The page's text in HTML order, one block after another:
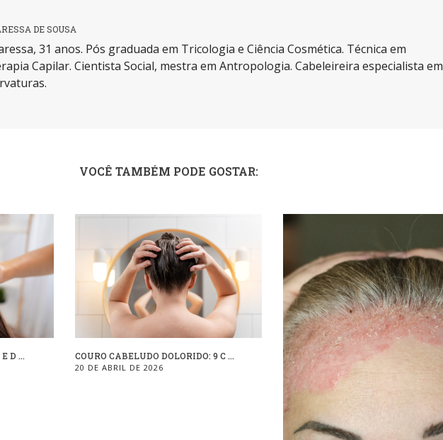
DE SOUSA
31 anos. Pós graduada em Tricologia e Ciência Cosmética. Técnica em
Capilar. Cientista Social, mestra em Antropologia. Cabeleireira especialista em
VOCÊ TAMBÉM PODE GOSTAR:
D ... COURO CABELUDO DOLORIDO: 9 C ...
20 DE ABRIL DE 2026